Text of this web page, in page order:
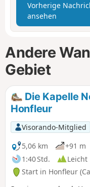
Vorherige
ansehen
Andere
Gebiet
Die Kapelle
Honfleur
Visorando-Mitglied
5,06 km
+91 m
1:40 Std.
Leicht
Start in Honfleur